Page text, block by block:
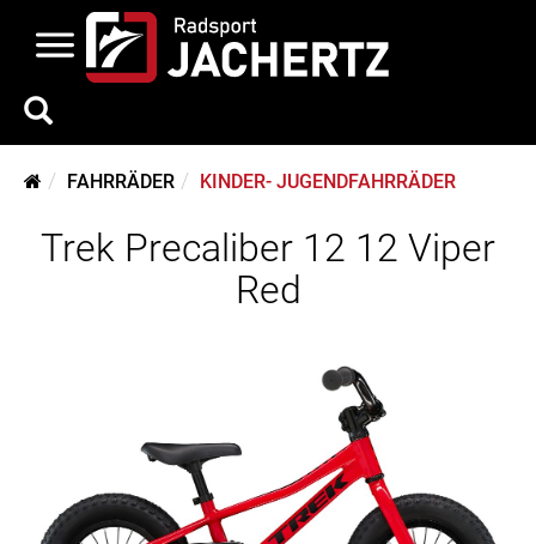
FAHRRÄDER KINDER- JUGENDFAHRRÄDER
Trek Precaliber 12 12 Viper
Red